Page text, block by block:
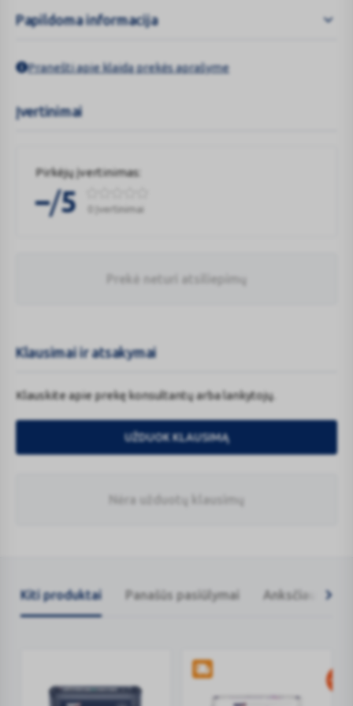
Papildoma informacija
Pranešti apie klaidą prekės aprašyme
Įvertinimai
Pirkėjų įvertinimas:
–/5 0 Įvertinimai
Prekė neturi atsiliepimų
Klausimai ir atsakymai
Klauskite apie prekę konsultantų arba lankytojų.
UŽDUOK KLAUSIMĄ
Nėra užduotų klausimų
Kiti produktai Panašūs pasiūlymai Anksčiau